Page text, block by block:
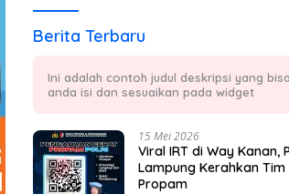
Berita Terbaru
Ini adalah contoh judul deskripsi yang bisa
anda isi dan sesuaikan pada widget
15 Mei 2026
Viral IRT di Way Kanan,
Lampung Kerahkan Tim
Propam